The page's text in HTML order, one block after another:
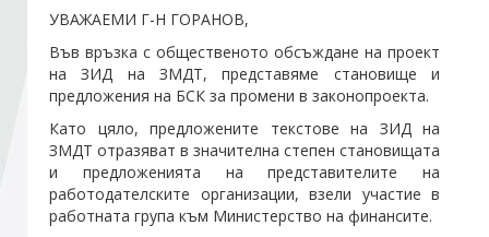
Членове
Стани член
Абонирайте се!
УВАЖАЕМИ Г-Н ГОРАНОВ,
Във връзка с общественото обсъждане на проект
на ЗИД на ЗМДТ, представяме становище и
предложения на БСК за промени в законопроекта.
Като цяло, предложените текстове на ЗИД на
ЗМДТ отразяват в значителна степен становищата
и предложенията на представителите на
работодателските организации, взели участие в
работната група към Министерство на финансите.